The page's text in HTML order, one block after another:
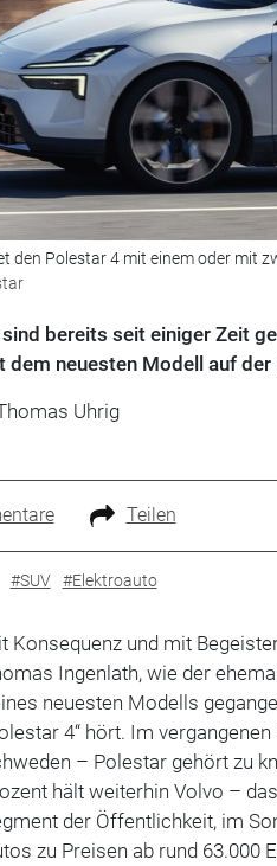
den Polestar 4 mit einem oder mit
sind bereits seit einiger Zeit
dem neuesten Modell auf
Uhrig
Teilen
#SUV #Elektroauto
Konsequenz und mit
Ingenlath, wie der
neuesten Modells
4“ hört. Im
– Polestar gehört zu
hält weiterhin Volvo –
der Öffentlichkeit, im
zu Preisen ab rund 63.000